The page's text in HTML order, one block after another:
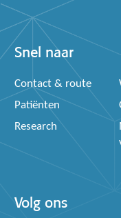
Snel naar
Contact & route
Patiënten
Research
Volg ons